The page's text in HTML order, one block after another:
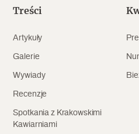
Treści
Artykuły
Galerie
Wywiady
Recenzje
Spotkania z Krakowskimi
Kawiarniami